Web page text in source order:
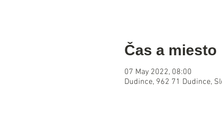
Čas a miesto
07 May 2022, 08:00
Dudince, 962 71 Dudince,